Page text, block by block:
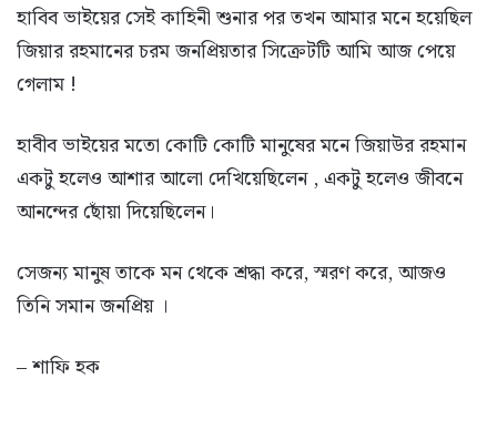
হাবিব ভাইয়ের সেই কাহিনী শুনার পর তখন আমার মনে হয়েছিল
জিয়ার রহমানের চরম জনপ্রিয়তার সিক্রেটটি আমি আজ পেয়ে
গেলাম !
হাবীব ভাইয়ের মতো কোটি কোটি মানুষের মনে জিয়াউর রহমান
একটু হলেও আশার আলো দেখিয়েছিলেন , একটু হলেও জীবনে
আনন্দের ছোঁয়া দিয়েছিলেন।
সেজন্য মানুষ তাকে মন থেকে শ্রদ্ধা করে, স্মরণ করে, আজও
তিনি সমান জনপ্রিয় ।
– শাফি হক